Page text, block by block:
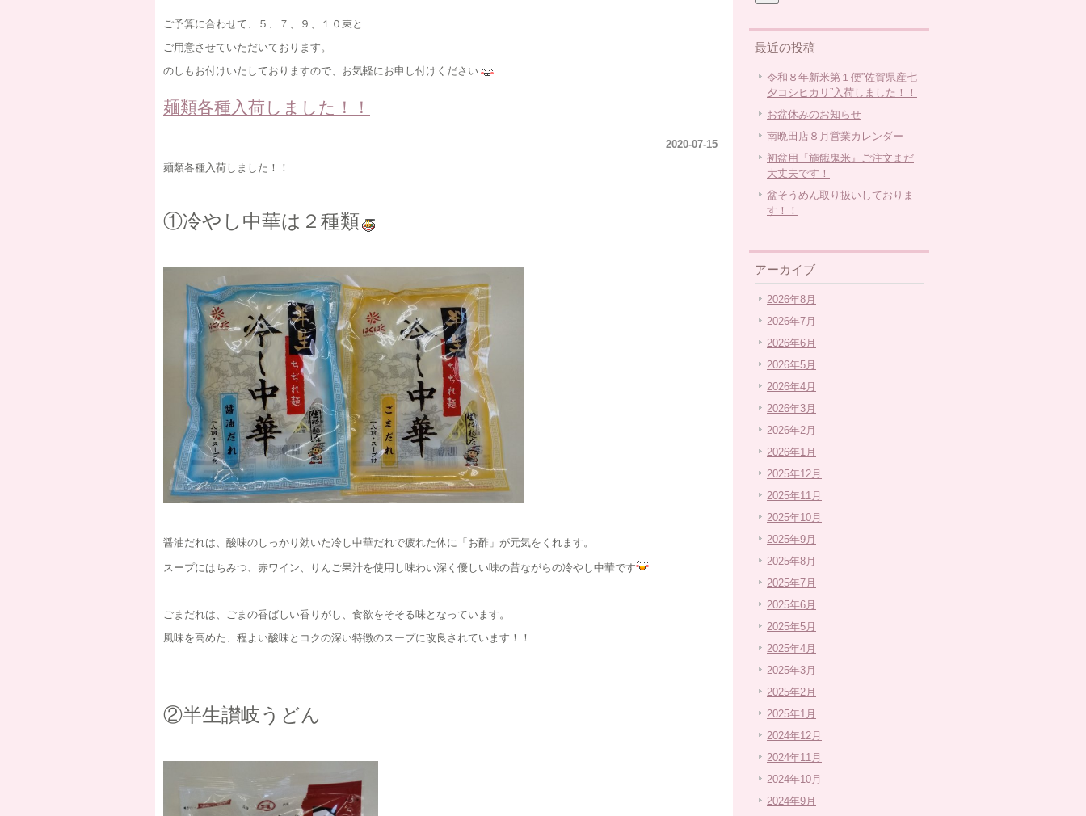
ご予算に合わせて、５、７、９、１０束と
ご用意させていただいております。
のしもお付けいたしておりますので、お気軽にお申し付けください
麺類各種入荷しました！！
2020-07-15
麺類各種入荷しました！！
①冷やし中華は２種類
醤油だれは、酸味のしっかり効いた冷し中華だれで疲れた体に「お酢」が元気をくれます。
スープにはちみつ、赤ワイン、りんご果汁を使用し味わい深く優しい味の昔ながらの冷やし中華です
ごまだれは、ごまの香ばしい香りがし、食欲をそそる味となっています。
風味を高めた、程よい酸味とコクの深い特徴のスープに改良されています！！
②半生讃岐うどん
最近の投稿
令和８年新米第１便”佐賀県産七
夕コシヒカリ”入荷しました！！
お盆休みのお知らせ
南晩田店８月営業カレンダー
初盆用『施餓鬼米』ご注文まだ
大丈夫です！
盆そうめん取り扱いしておりま
す！！
アーカイブ
2026年8月
2026年7月
2026年6月
2026年5月
2026年4月
2026年3月
2026年2月
2026年1月
2025年12月
2025年11月
2025年10月
2025年9月
2025年8月
2025年7月
2025年6月
2025年5月
2025年4月
2025年3月
2025年2月
2025年1月
2024年12月
2024年11月
2024年10月
2024年9月